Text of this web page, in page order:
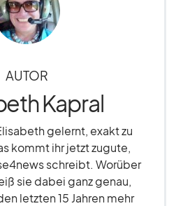
AUTOR
Kapral
gelernt, exakt zu
kommt ihr jetzt zugute,
schreibt. Worüber
sie dabei ganz genau,
letzten 15 Jahren mehr